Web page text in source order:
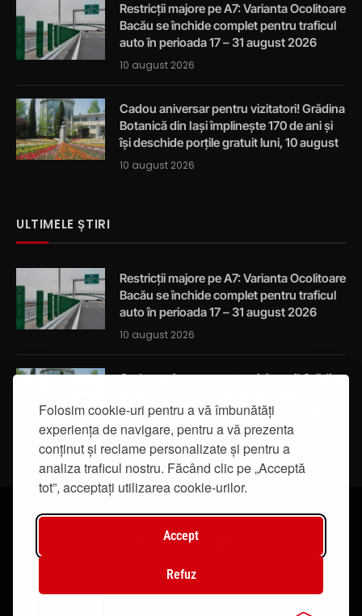
Folosim cookie-uri pentru a vă îmbunătăți
experiența de navigare, pentru a vă prezenta
conținut și reclame personalizate și pentru a
analiza traficul nostru. Făcând clic pe „Acceptă
tot”, acceptați utilizarea cookie-urilor.
Accept
Refuz
Restricții majore pe A7: Varianta Ocolitoare
Bacău se închide complet pentru traficul
auto în perioada 17 – 31 august 2026
10 august 2026
Cadou aniversar pentru vizitatori! Grădina
Botanică din Iași împlinește 170 de ani și
își deschide porțile gratuit luni, 10 august
10 august 2026
ULTIMELE ȘTIRI
Restricții majore pe A7: Varianta Ocolitoare
Bacău se închide complet pentru traficul
auto în perioada 17 – 31 august 2026
10 august 2026
Cadou aniversar pentru vizitatori! Grădina
își deschide porțile gratuit luni, 10 august
10 august 2026
© 2019 - IasiTV Life. Toate drepturile rezervate.